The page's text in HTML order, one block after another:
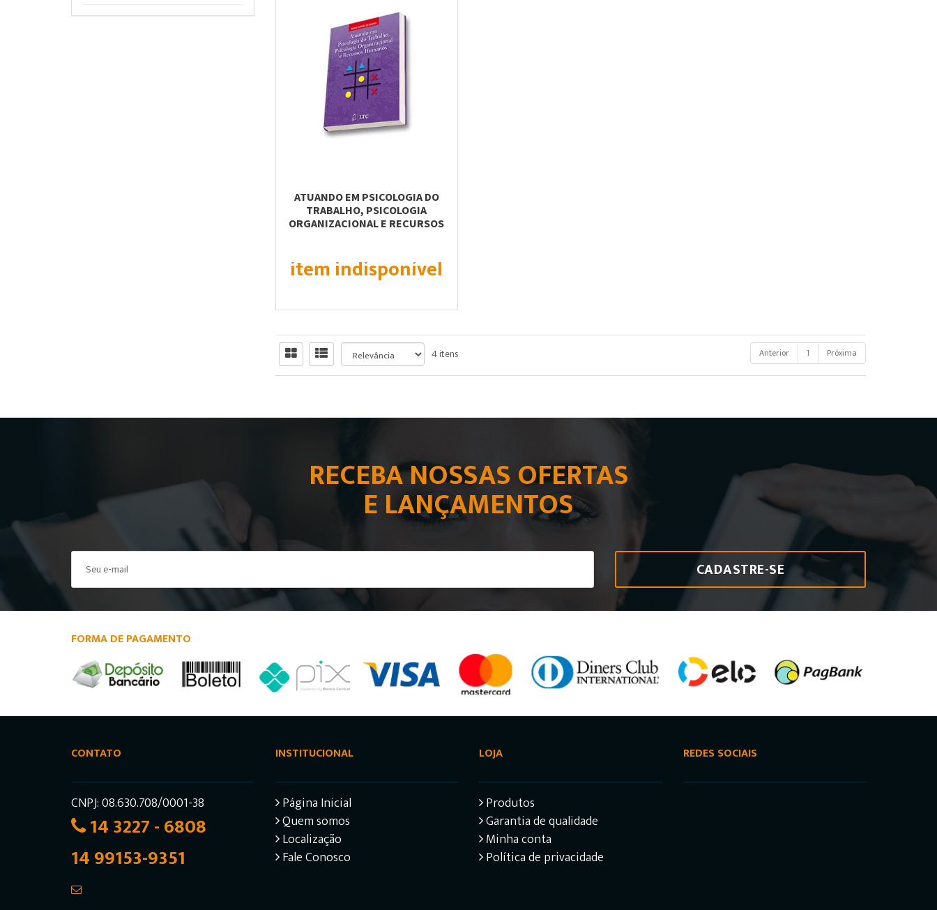
ATUANDO EM PSICOLOGIA DO
TRABALHO, PSICOLOGIA
ORGANIZACIONAL E RECURSOS
item indisponível
4 itens Anterior 1 Próxima
RECEBA NOSSAS OFERTAS
E LANÇAMENTOS
CADASTRE-SE
FORMA DE PAGAMENTO
CONTATO
CNPJ: 08.630.708/0001-38
14 3227 - 6808
14 99153-9351
INSTITUCIONAL
Página Inicial
Quem somos
Localização
Fale Conosco
LOJA
Produtos
Garantia de qualidade
Minha conta
Política de privacidade
REDES SOCIAIS